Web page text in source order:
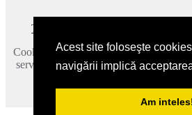
Acest site foloseşte
navigării implică
Am
Termeni si conditii
Cookie-urile ne ajuta sa oferim serviciile
servicii, acceptati modul in care
2026 © JeepGaraj.ro - Toate